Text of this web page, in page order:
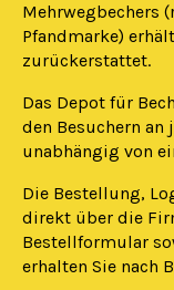
Mehrwegbechers
Pfandmarke)
zurückerstattet.
Das Depot für
den Besuchern an
unabhängig von
Die Bestellung,
direkt über die
Bestellformular
erhalten Sie nach